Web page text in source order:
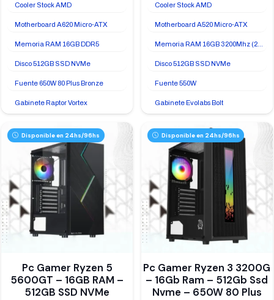
Cooler Stock AMD
Motherboard A620 Micro-ATX
Memoria RAM 16GB DDR5
Disco 512GB SSD NVMe
Fuente 650W 80 Plus Bronze
Gabinete Raptor Vortex
Cooler Stock AMD
Motherboard A520 Micro-ATX
Disco 512GB SSD NVMe
Fuente 550W
Gabinete Evolabs Bolt
Disponible en 24hs/96hs
Pc Gamer Ryzen 5
5600GT – 16GB RAM –
512GB SSD NVMe
Disponible en 24hs/96hs
Pc Gamer Ryzen 3 3200G
– 16Gb Ram – 512Gb Ssd
Nvme – 650W 80 Plus